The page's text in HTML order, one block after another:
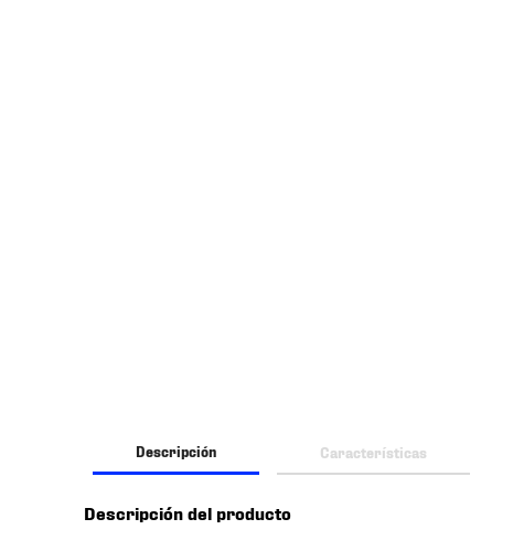
Descripción Características
Descripción del producto